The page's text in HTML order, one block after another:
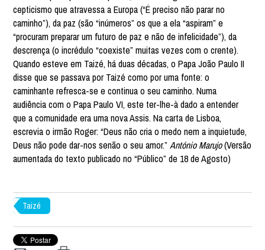
cepticismo que atravessa a Europa (“É preciso não parar no
caminho”), da paz (são “inúmeros” os que a ela “aspiram” e
“procuram preparar um futuro de paz e não de infelicidade”), da
descrença (o incrédulo “coexiste” muitas vezes com o crente).
Quando esteve em Taizé, há duas décadas, o Papa João Paulo II
disse que se passava por Taizé como por uma fonte: o
caminhante refresca-se e continua o seu caminho. Numa
audiência com o Papa Paulo VI, este ter-lhe-à dado a entender
que a comunidade era uma nova Assis. Na carta de Lisboa,
escrevia o irmão Roger: “Deus não cria o medo nem a inquietude,
Deus não pode dar-nos senão o seu amor.”António Marujo(Versão
aumentada do texto publicado no “Público” de 18 de Agosto)
Taizé